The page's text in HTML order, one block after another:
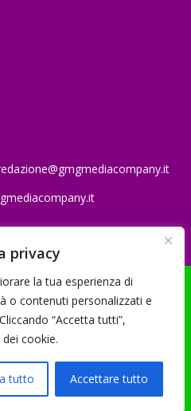
privacy
la tua esperienza di
o contenuti personalizzati e
“Accetta tutti”,
cookie.
tutto Accettare tutto
| REA: AV - 313130 | Domicilio